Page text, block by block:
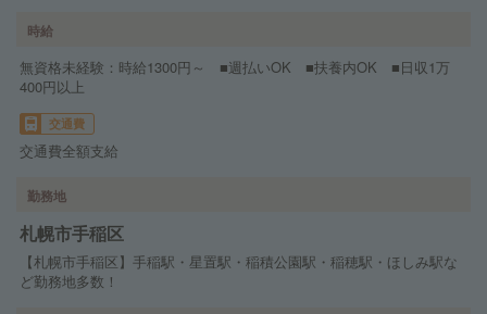
時給
無資格未経験：時給1300円～ ■週払いOK ■扶養内OK ■日収1万
400円以上
交通費
交通費全額支給
勤務地
札幌市手稲区
【札幌市手稲区】手稲駅・星置駅・稲積公園駅・稲穂駅・ほしみ駅な
ど勤務地多数！